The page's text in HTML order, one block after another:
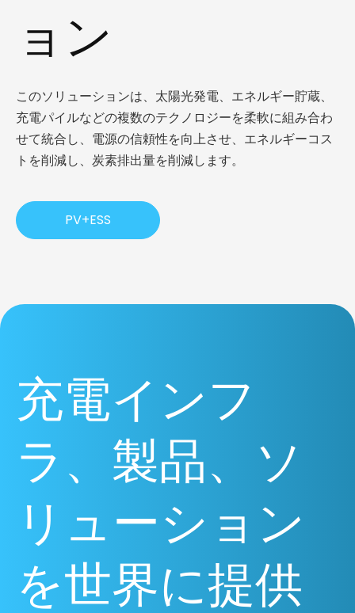
ョン
このソリューションは、太陽光発電、エネルギー貯蔵、
充電パイルなどの複数のテクノロジーを柔軟に組み合わ
せて統合し、電源の信頼性を向上させ、エネルギーコス
トを削減し、炭素排出量を削減します。
PV+ESS
充電インフ
ラ、製品、ソ
リューション
を世界に提供